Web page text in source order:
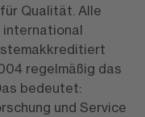
Qualität. Alle
international
regelmäßig das
bedeutet:
und Service